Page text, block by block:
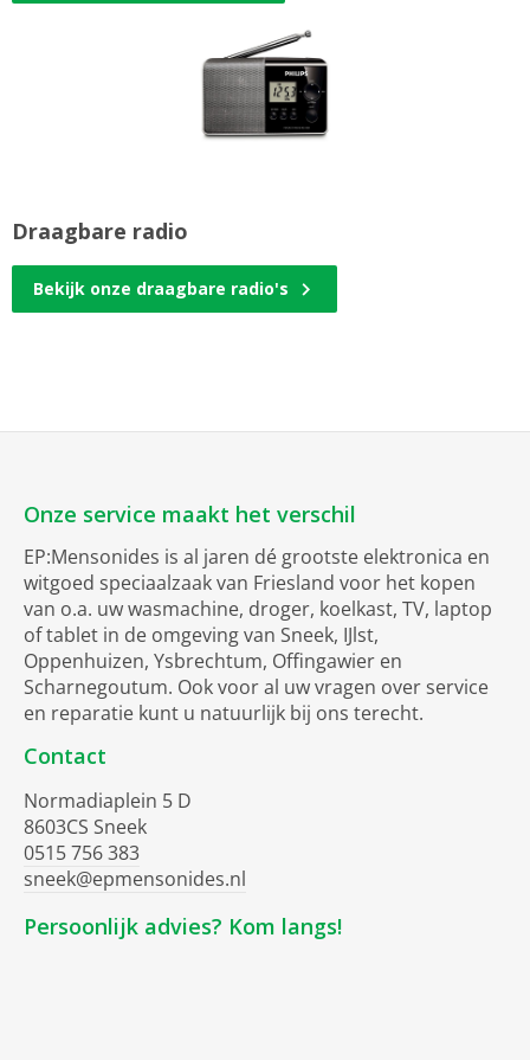
Draagbare radio
Bekijk onze draagbare radio's
Onze service maakt het verschil
EP:Mensonides is al jaren dé grootste elektronica en
witgoed speciaalzaak van Friesland voor het kopen
van o.a. uw wasmachine, droger, koelkast, TV, laptop
of tablet in de omgeving van Sneek, IJlst,
Oppenhuizen, Ysbrechtum, Offingawier en
Scharnegoutum. Ook voor al uw vragen over service
en reparatie kunt u natuurlijk bij ons terecht.
Contact
Normadiaplein 5 D
8603CS Sneek
0515 756 383
sneek@epmensonides.nl
Persoonlijk advies? Kom langs!